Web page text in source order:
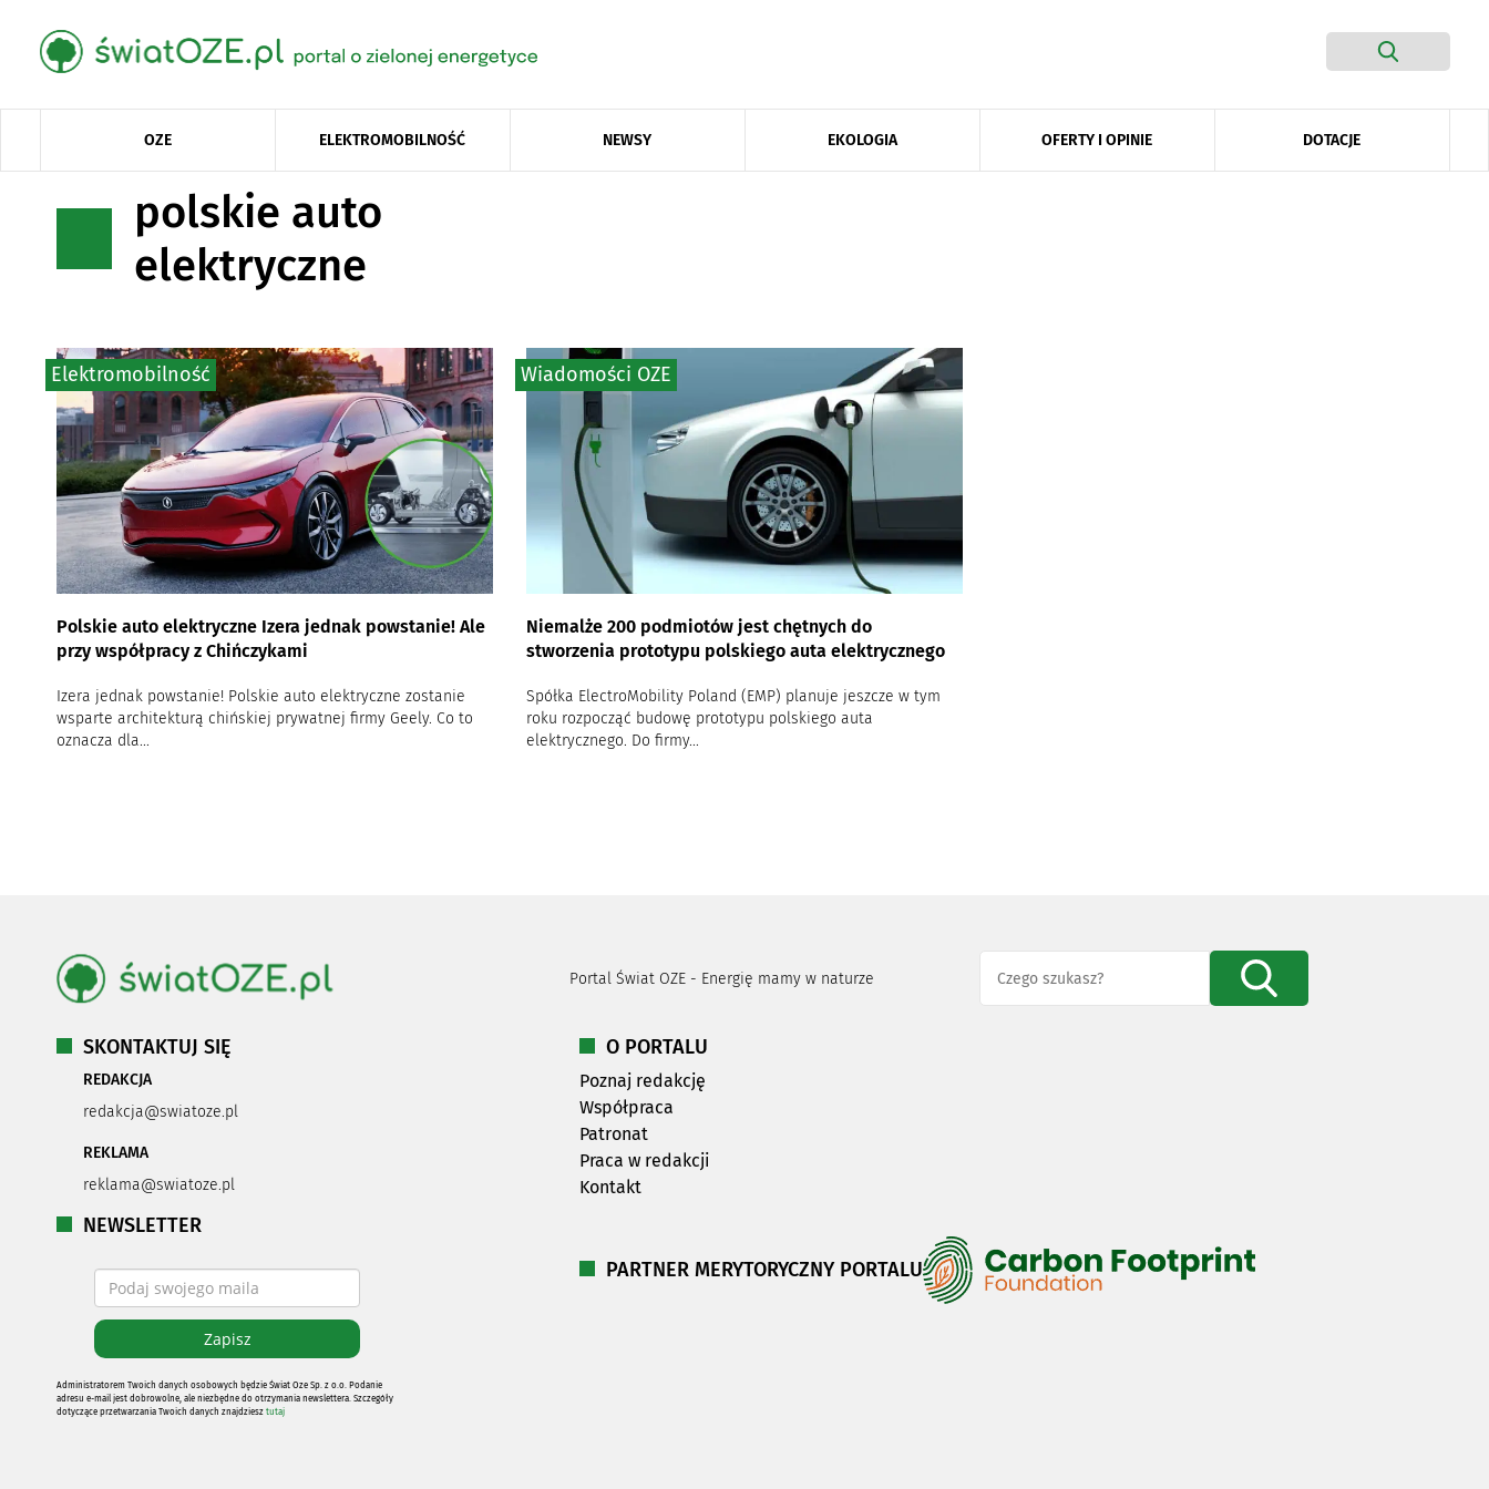
OZE ELEKTROMOBILNOŚĆ NEWSY EKOLOGIA OFERTY I OPINIE DOTACJE
polskie auto
elektryczne
Polskie auto elektryczne Izera jednak powstanie! Ale
przy współpracy z Chińczykami
Izera jednak powstanie! Polskie auto elektryczne zostanie
wsparte architekturą chińskiej prywatnej firmy Geely. Co to
oznacza dla...
Elektromobilność
Niemalże 200 podmiotów jest chętnych do
stworzenia prototypu polskiego auta elektrycznego
Spółka ElectroMobility Poland (EMP) planuje jeszcze w tym
roku rozpocząć budowę prototypu polskiego auta
elektrycznego. Do firmy...
Wiadomości OZE
Portal Świat OZE - Energię mamy w naturze
SKONTAKTUJ SIĘ
REDAKCJA
redakcja@swiatoze.pl
REKLAMA
reklama@swiatoze.pl
NEWSLETTER
Administratorem Twoich danych osobowych będzie Świat Oze Sp. z o.o. Podanie
adresu e-mail jest dobrowolne, ale niezbędne do otrzymania newslettera. Szczegóły
dotyczące przetwarzania Twoich danych znajdziesz tutaj
O PORTALU
Poznaj redakcję
Współpraca
Patronat
Praca w redakcji
Kontakt
PARTNER MERYTORYCZNY PORTALU